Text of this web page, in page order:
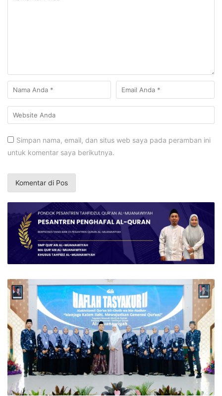
Simpan nama, email, dan situs web saya pada peramban ini
untuk komentar saya berikutnya.